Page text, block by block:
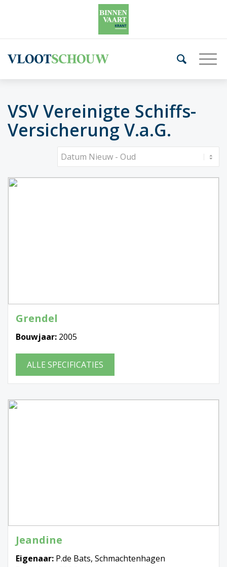
VSV Vereinigte Schiffs-
Versicherung V.a.G.
Grendel
Bouwjaar: 2005
ALLE SPECIFICATIES
Jeandine
Eigenaar: P.de Bats, Schmachtenhagen